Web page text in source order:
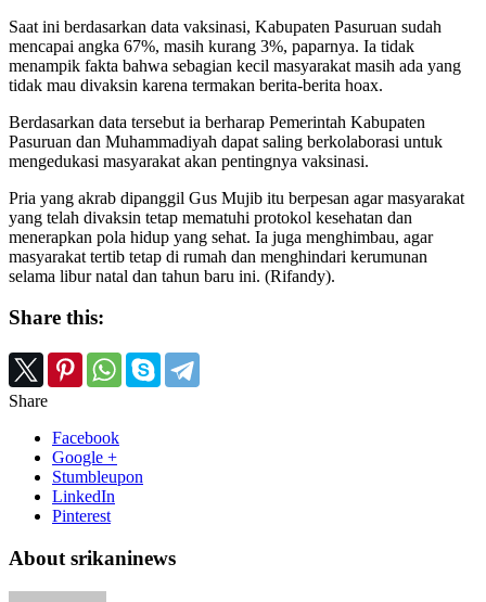
Saat ini berdasarkan data vaksinasi, Kabupaten Pasuruan sudah
mencapai angka 67%, masih kurang 3%, paparnya. Ia tidak
menampik fakta bahwa sebagian kecil masyarakat masih ada yang
tidak mau divaksin karena termakan berita-berita hoax.
Berdasarkan data tersebut ia berharap Pemerintah Kabupaten
Pasuruan dan Muhammadiyah dapat saling berkolaborasi untuk
mengedukasi masyarakat akan pentingnya vaksinasi.
Pria yang akrab dipanggil Gus Mujib itu berpesan agar masyarakat
yang telah divaksin tetap mematuhi protokol kesehatan dan
menerapkan pola hidup yang sehat. Ia juga menghimbau, agar
masyarakat tertib tetap di rumah dan menghindari kerumunan
selama libur natal dan tahun baru ini. (Rifandy).
Share this:
Share
Facebook
Google +
Stumbleupon
LinkedIn
Pinterest
About srikaninews